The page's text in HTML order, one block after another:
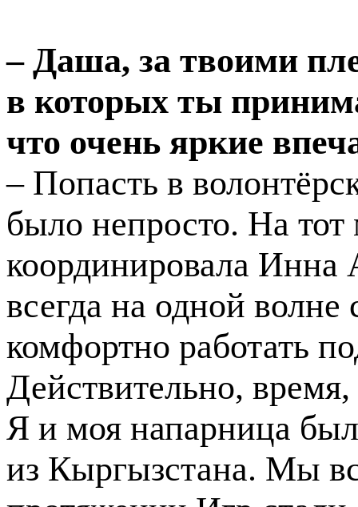
– Даша, за твоими
в которых ты
что очень яркие
– Попасть в
было непросто. На
координировала Инна
всегда на одной
комфортно работать
Действительно,
Я и моя напарница
из Кыргызстана. Мы